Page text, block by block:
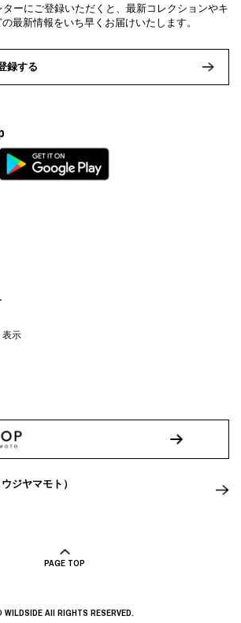
表示
ターにご登録いただくと、最新コレクションやキ
最新情報をいち早くお届けいたします。
録する
ジヤマモト）
PAGE TOP
WILDSIDE All RIGHTS RESERVED.